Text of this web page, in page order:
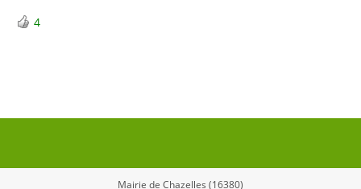
4
Mairie de Chazelles (16380)